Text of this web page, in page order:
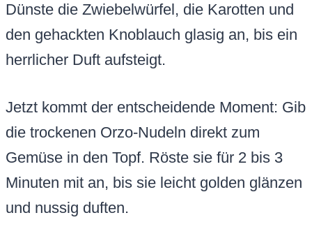
Dünste die Zwiebelwürfel, die Karotten und
den gehackten Knoblauch glasig an, bis ein
herrlicher Duft aufsteigt.
Jetzt kommt der entscheidende Moment: Gib
die trockenen Orzo-Nudeln direkt zum
Gemüse in den Topf. Röste sie für 2 bis 3
Minuten mit an, bis sie leicht golden glänzen
und nussig duften.